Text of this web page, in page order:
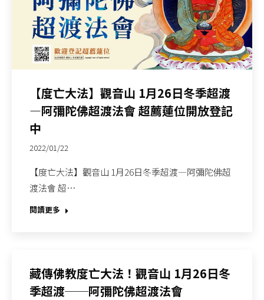
【度亡大法】觀音山 1月26日冬季超渡
—阿彌陀佛超渡法會 超薦蓮位開放登記
中
2022/01/22
【度亡大法】觀音山 1月26日冬季超渡—阿彌陀佛超
渡法會 超…
閱讀更多
藏傳佛教度亡大法！觀音山 1月26日冬
季超渡──阿彌陀佛超渡法會